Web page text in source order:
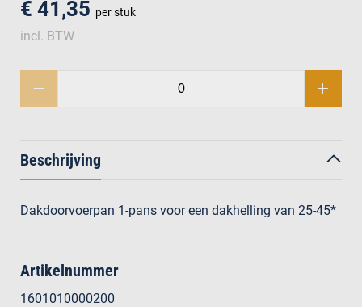
€ 41,35 per stuk
incl. BTW
Beschrijving
Dakdoorvoerpan 1-pans voor een dakhelling van 25-45*
Artikelnummer
1601010000200